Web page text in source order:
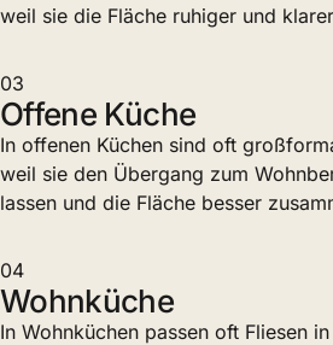
weil sie die Fläche ruhiger und
03
Offene Küche
In offenen Küchen sind oft
weil sie den Übergang zum
lassen und die Fläche besser
04
Wohnküche
In Wohnküchen passen oft Fliesen in